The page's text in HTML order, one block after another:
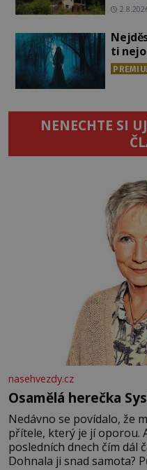
ti
NENECHTE SI
nasehvezdy.cz
Osamělá herečka
Nedávno se povídalo, že
přítele, který je jí oporou.
posledních dnech čím dál
Dohnala ji snad samota?